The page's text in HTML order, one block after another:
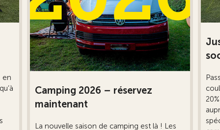
en
Camping 2026 – réservez
maintenant
La nouvelle saison de camping est là ! Les